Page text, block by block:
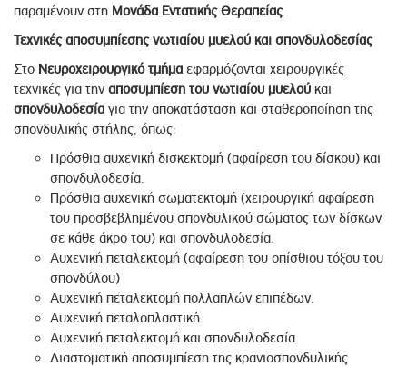
παραμένουν στη Μονάδα Εντατικής Θεραπείας.
Τεχνικές αποσυμπίεσης νωτιαίου μυελού και σπονδυλοδεσίας
Στο Νευροχειρουργικό τμήμα εφαρμόζονται χειρουργικές
τεχνικές για την αποσυμπίεση του νωτιαίου μυελού και
σπονδυλοδεσία για την αποκατάσταση και σταθεροποίηση της
σπονδυλικής στήλης, όπως:
Πρόσθια αυχενική δισκεκτομή (αφαίρεση του δίσκου) και
σπονδυλοδεσία.
Πρόσθια αυχενική σωματεκτομή (χειρουργική αφαίρεση
του προσβεβλημένου σπονδυλικού σώματος των δίσκων
σε κάθε άκρο του) και σπονδυλοδεσία.
Αυχενική πεταλεκτομή (αφαίρεση του οπίσθιου τόξου του
σπονδύλου)
Αυχενική πεταλεκτομή πολλαπλών επιπέδων.
Αυχενική πεταλοπλαστική.
Αυχενική πεταλεκτομή και σπονδυλοδεσία.
Διαστοματική αποσυμπίεση της κρανιοσπονδυλικής